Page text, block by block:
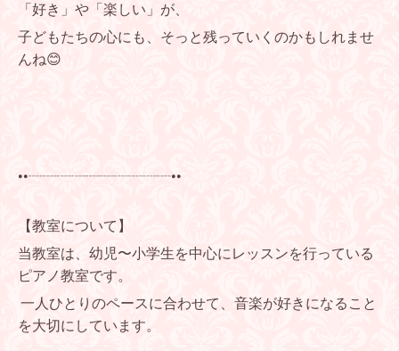
「好き」や「楽しい」が、
子どもたちの心にも、そっと残っていくのかもしれませ
んね😊
••┈┈┈┈┈┈┈┈┈┈••
【教室について】
当教室は、幼児〜小学生を中心にレッスンを行っている
ピアノ教室です。
一人ひとりのペースに合わせて、音楽が好きになること
を大切にしています。